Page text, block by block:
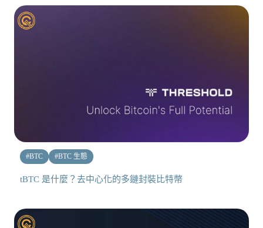
#BTC #BTC 生態
tBTC 是什麼？去中心化的多鏈封裝比特幣